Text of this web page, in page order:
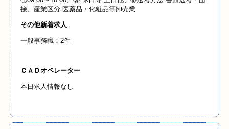
接、産業区分:医薬品・化粧品等卸売業
その他新着求人
一般事務職：2件
ＣＡＤオペレーター
本日求人情報なし